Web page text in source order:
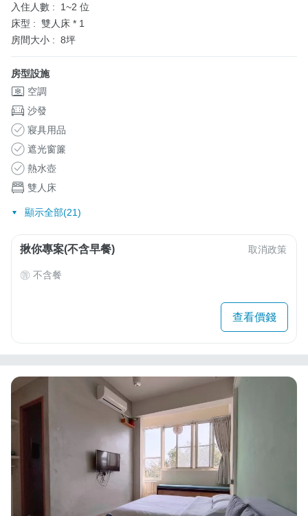
入住人數 :
1~2 位
床型 : 雙人床 * 1
房間大小 : 8坪
房型設施
空調
沙發
寢具用品
遮光窗簾
熱水壺
雙人床
顯示全部(21)
揪你專案(不含早餐) 取消政策
不含餐
查看價錢